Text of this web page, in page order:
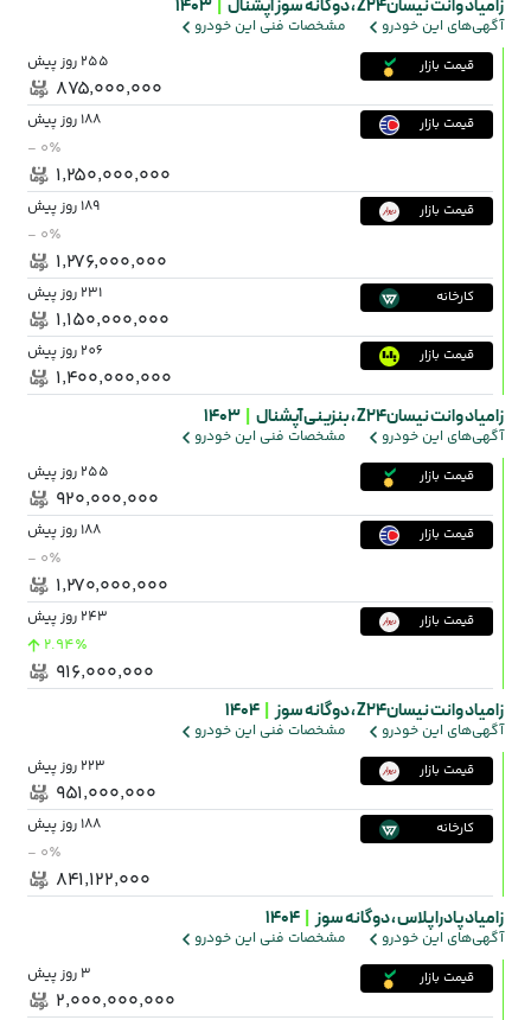
زامیاد وانت نیسانZ24 ، دوگانه سوز آپشنال 1403
آگهی‌های این خودرو مشخصات فنی این خودرو
قیمت بازار 255 روز پیش
۸۷۵٬۰۰۰٬۰۰۰
قیمت بازار 188 روز پیش
- ۰٪
۱٬۲۵۰٬۰۰۰٬۰۰۰
قیمت بازار 189 روز پیش
- ۰٪
۱٬۲۷۶٬۰۰۰٬۰۰۰
کارخانه 231 روز پیش
۱٬۱۵۰٬۰۰۰٬۰۰۰
قیمت بازار 206 روز پیش
۱٬۴۰۰٬۰۰۰٬۰۰۰
زامیاد وانت نیسانZ24 ، بنزینی آپشنال 1403
آگهی‌های این خودرو مشخصات فنی این خودرو
قیمت بازار 255 روز پیش
۹۲۰٬۰۰۰٬۰۰۰
قیمت بازار 188 روز پیش
- ۰٪
۱٬۲۷۰٬۰۰۰٬۰۰۰
قیمت بازار 243 روز پیش
2.94٪
۹۱۶٬۰۰۰٬۰۰۰
زامیاد وانت نیسانZ24 ، دوگانه سوز 1404
آگهی‌های این خودرو مشخصات فنی این خودرو
قیمت بازار 223 روز پیش
۹۵۱٬۰۰۰٬۰۰۰
کارخانه 188 روز پیش
- ۰٪
۸۴۱٬۱۲۲٬۰۰۰
زامیاد پادرا پلاس ،دوگانه سوز 1404
آگهی‌های این خودرو مشخصات فنی این خودرو
قیمت بازار 3 روز پیش
۲٬۰۰۰٬۰۰۰٬۰۰۰